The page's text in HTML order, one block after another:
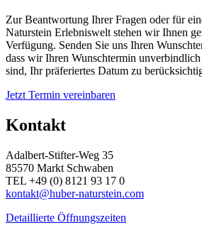
Zur Beantwortung Ihrer Fragen oder für
Naturstein Erlebniswelt stehen wir Ihnen
Verfügung. Senden Sie uns Ihren
dass wir Ihren Wunschtermin
sind, Ihr präferiertes Datum zu
Jetzt Termin vereinbaren
Kontakt
Adalbert-Stifter-Weg 35
85570 Markt Schwaben
TEL +49 (0) 8121 93 17 0
kontakt@huber-naturstein.com
Detaillierte Öffnungszeiten